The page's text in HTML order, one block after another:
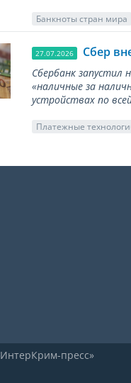
Банкноты стран мира
27.07.2026 Сбер
Сбербанк запустил
«наличные за
устройствах по
Платежные
пресс»